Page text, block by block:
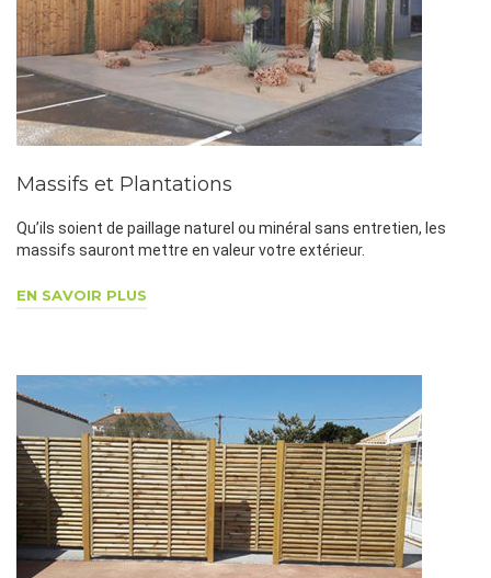
Massifs et Plantations
Qu’ils soient de paillage naturel ou minéral sans entretien, les
massifs sauront mettre en valeur votre extérieur.
EN SAVOIR PLUS